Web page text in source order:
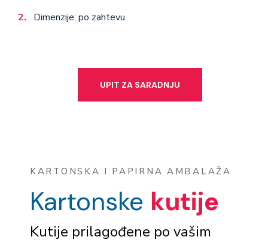
Dimenzije: po zahtevu
UPIT ZA SARADNJU
KARTONSKA I PAPIRNA AMBALAŽA
Kartonske kutije
Kutije prilagođene po vašim